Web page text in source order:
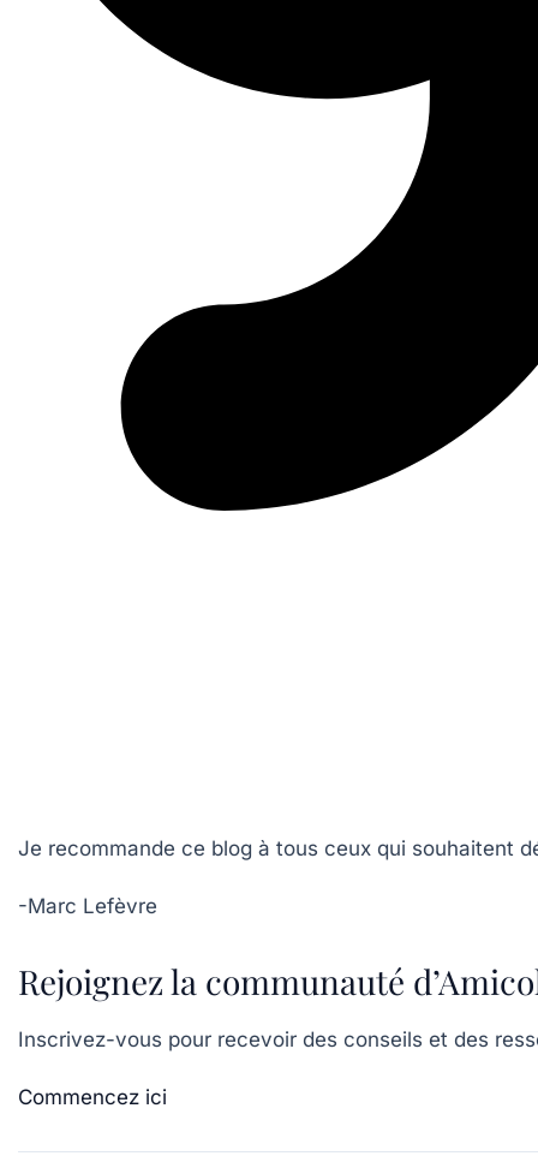
Je recommande ce blog à tous ceux qui souhaitent
-Marc Lefèvre
Rejoignez la communauté
Inscrivez-vous pour recevoir des conseils et des
Commencez ici